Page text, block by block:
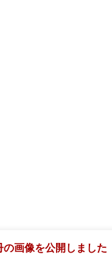
の画像を公開しました